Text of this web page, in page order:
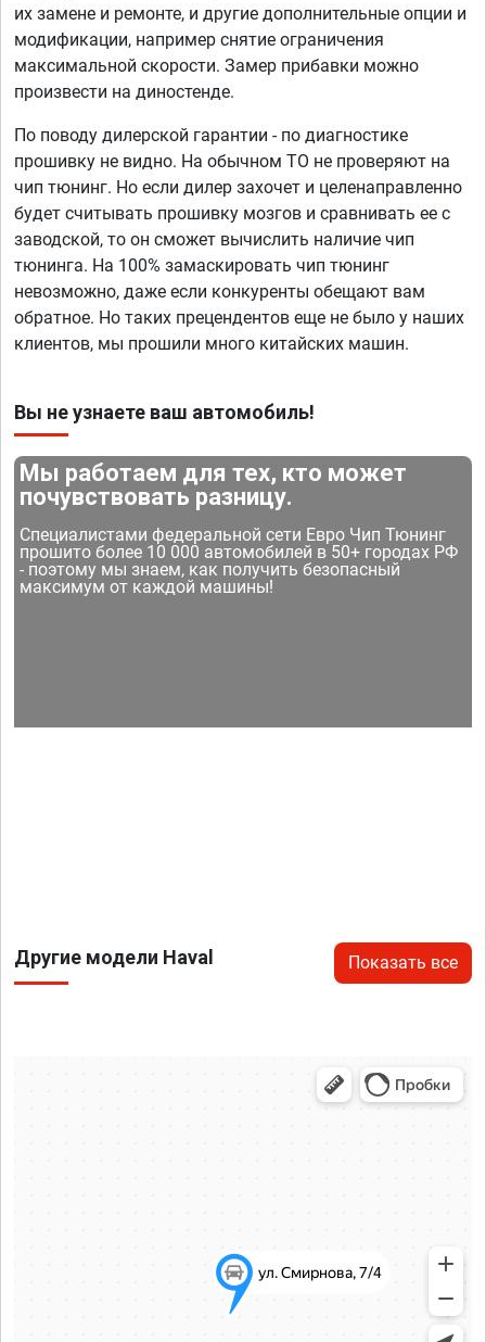
их замене и ремонте, и другие дополнительные опции и
модификации, например снятие ограничения
максимальной скорости. Замер прибавки можно
произвести на диностенде.
По поводу дилерской гарантии - по диагностике
прошивку не видно. На обычном ТО не проверяют на
чип тюнинг. Но если дилер захочет и целенаправленно
будет считывать прошивку мозгов и сравнивать ее с
заводской, то он сможет вычислить наличие чип
тюнинга. На 100% замаскировать чип тюнинг
невозможно, даже если конкуренты обещают вам
обратное. Но таких прецендентов еще не было у наших
клиентов, мы прошили много китайских машин.
Вы не узнаете ваш автомобиль!
Мы работаем для тех, кто может
почувствовать разницу.
Специалистами федеральной сети Евро Чип Тюнинг
прошито более 10 000 автомобилей в 50+ городах РФ
- поэтому мы знаем, как получить безопасный
максимум от каждой машины!
Другие модели Haval Показать все